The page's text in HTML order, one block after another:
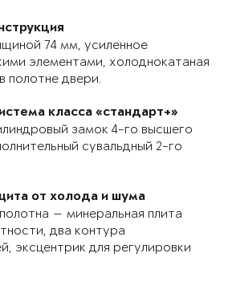
74 мм, усиленное
элементами, холоднокатаная
полотне двери.
класса «стандарт+»
замок 4-го высшего
сувальдный 2-го
от холода и шума
— минеральная плита
два контура
эксцентрик для регулировки